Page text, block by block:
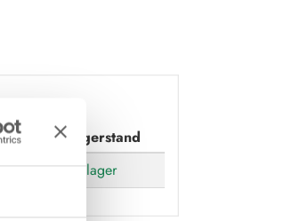
Lagerstand
På lager